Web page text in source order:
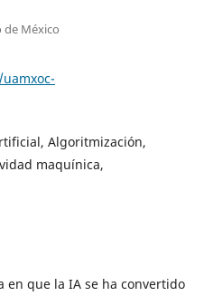
de México
Algoritmización,
maquínica,
en que la IA se ha convertido